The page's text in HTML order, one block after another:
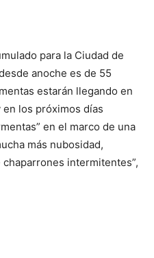
para la Ciudad de
anoche es de 55
estarán llegando en
en los próximos días
en el marco de una
más nubosidad,
intermitentes”,